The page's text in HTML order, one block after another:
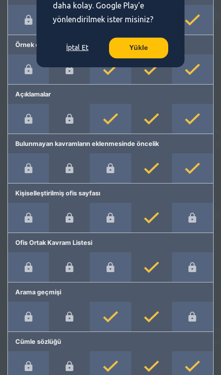
Örnek cümleler
Açıklamalar
Bulunmayan kavramların eklenmesinde öncelik
Kişiselleştirilmiş ofis sayfası
Ofis Ortak Kavram Listesi
Arama geçmişi
Cümle sözlüğü
daha kolay. Google Play'e
yönlendirilmek ister misiniz?
İptal Et Yükle